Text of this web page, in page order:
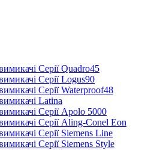
Серії Quadro45
Серії Logus90
Серії Waterproof48
Latina
Серії Apolo 5000
Серії Aling-Conel Eon
Серії Siemens Line
Серії Siemens Style